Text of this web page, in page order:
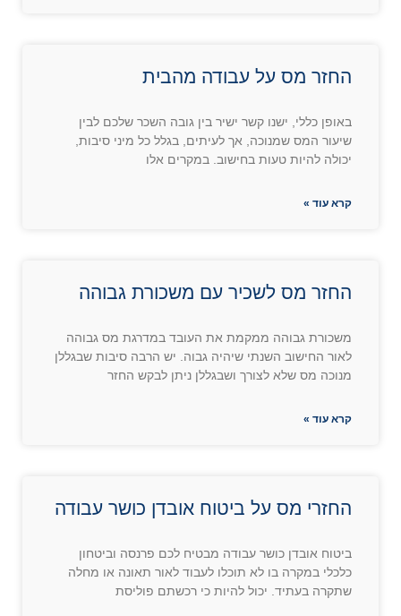
החזר מס על עבודה מהבית
באופן כללי, ישנו קשר ישיר בין גובה השכר שלכם לבין
שיעור המס שמנוכה, אך לעיתים, בגלל כל מיני סיבות,
יכולה להיות טעות בחישוב. במקרים אלו
קרא עוד »
החזר מס לשכיר עם משכורת גבוהה
משכורת גבוהה ממקמת את העובד במדרגת מס גבוהה
לאור החישוב השנתי שיהיה גבוה. יש הרבה סיבות שבגללן
מנוכה מס שלא לצורך ושבגללן ניתן לבקש החזר
קרא עוד »
החזרי מס על ביטוח אובדן כושר עבודה
ביטוח אובדן כושר עבודה מבטיח לכם פרנסה וביטחון
כלכלי במקרה בו לא תוכלו לעבוד לאור תאונה או מחלה
שתקרה בעתיד. יכול להיות כי רכשתם פוליסת